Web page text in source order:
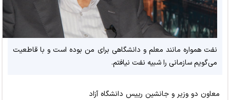
نفت همواره مانند معلم و دانشگاهی برای من بوده است و با قاطعیت
می‌گویم سازمانی را شبیه نفت نیافتم.
معاون دو وزیر و جانشین رییس دانشگاه آزاد